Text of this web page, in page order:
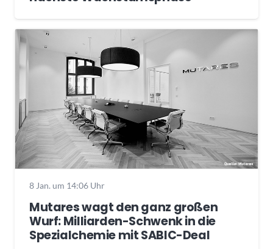
8 Jan. um 14:06 Uhr
Mutares wagt den ganz großen
Wurf: Milliarden-Schwenk in die
Spezialchemie mit SABIC-Deal